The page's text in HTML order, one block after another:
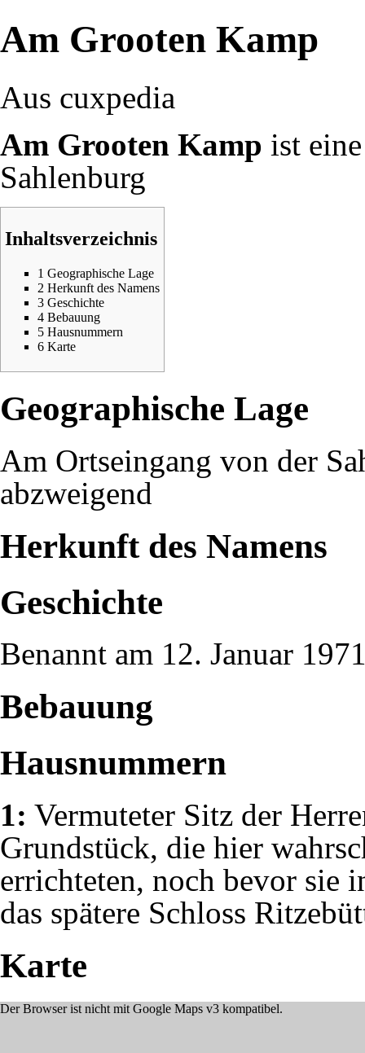
Am Grooten Kamp
Aus cuxpedia
Am Grooten Kamp ist
Sahlenburg
Inhaltsverzeichnis
1 Geographische Lage
2 Herkunft des Namens
3 Geschichte
4 Bebauung
5 Hausnummern
6 Karte
Geographische Lage
Am Ortseingang von der
abzweigend
Herkunft des Namens
Geschichte
Benannt am 12. Januar
Bebauung
Hausnummern
1: Vermuteter Sitz der
Grundstück, die hier
errichteten, noch bevor sie
das spätere Schloss
Karte
Der Browser ist nicht mit Google Maps v3 kompatibel.